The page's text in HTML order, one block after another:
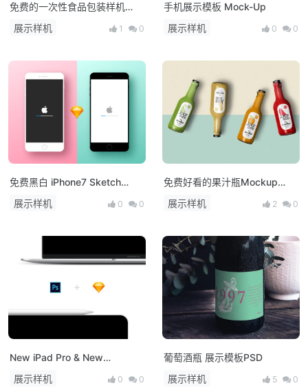
免费的一次性食品包装样机
展示样机 1 0
手机展示模板 Mock-Up
展示样机
0 0
免费黑白 iPhone7 Sketch
mockups
展示样机 0 0
免费好看的果汁瓶Mockup
展示样机 2 0
New iPad Pro & New
MacBook Air Mockup
展示样机 0 0
葡萄酒瓶 展示模板PSD
展示样机
5 0